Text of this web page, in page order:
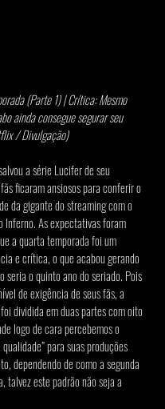
(Parte 1) | Crítica: Mesmo
ainda consegue segurar seu
/ Divulgação)
a série Lucifer de seu
ficaram ansiosos para conferir o
da gigante do streaming com o
Inferno. As expectativas foram
a quarta temporada foi um
e crítica, o que acabou gerando
seria o quinto ano do seriado. Pois
de exigência de seus fãs, a
dividida em duas partes com oito
logo de cara percebemos o
para suas produções
dependendo de como a segunda
talvez este padrão não seja a